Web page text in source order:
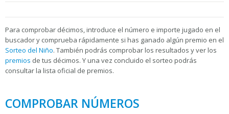
Para comprobar décimos, introduce el número e importe jugado en el
buscador y comprueba rápidamente si has ganado algún premio en el
Sorteo del Niño. También podrás comprobar los resultados y ver los
premios de tus décimos. Y una vez concluido el sorteo podrás
consultar la lista oficial de premios.
COMPROBAR NÚMEROS